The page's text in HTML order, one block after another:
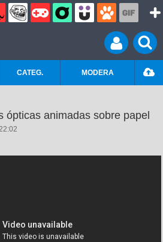
CATEG. MODERA
ópticas animadas sobre papel